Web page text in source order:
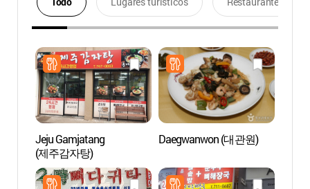
Jeju Gamjatang
(제주감자탕)
Daegwanwon (대관원)